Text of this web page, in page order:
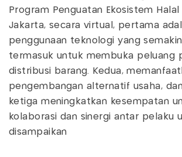
Program Penguatan Ekosistem Halal
Jakarta, secara virtual, pertama
penggunaan teknologi yang
termasuk untuk membuka peluang
distribusi barang. Kedua,
pengembangan alternatif usaha,
ketiga meningkatkan kesempatan
kolaborasi dan sinergi antar pelaku
disampaikan